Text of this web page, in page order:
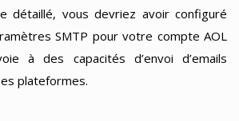
détaillé, vous devriez avoir configuré
SMTP pour votre compte AOL
à des capacités d’envoi d’emails
plateformes.